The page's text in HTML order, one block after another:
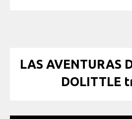
LAS AVENTURAS
DOLITTLE